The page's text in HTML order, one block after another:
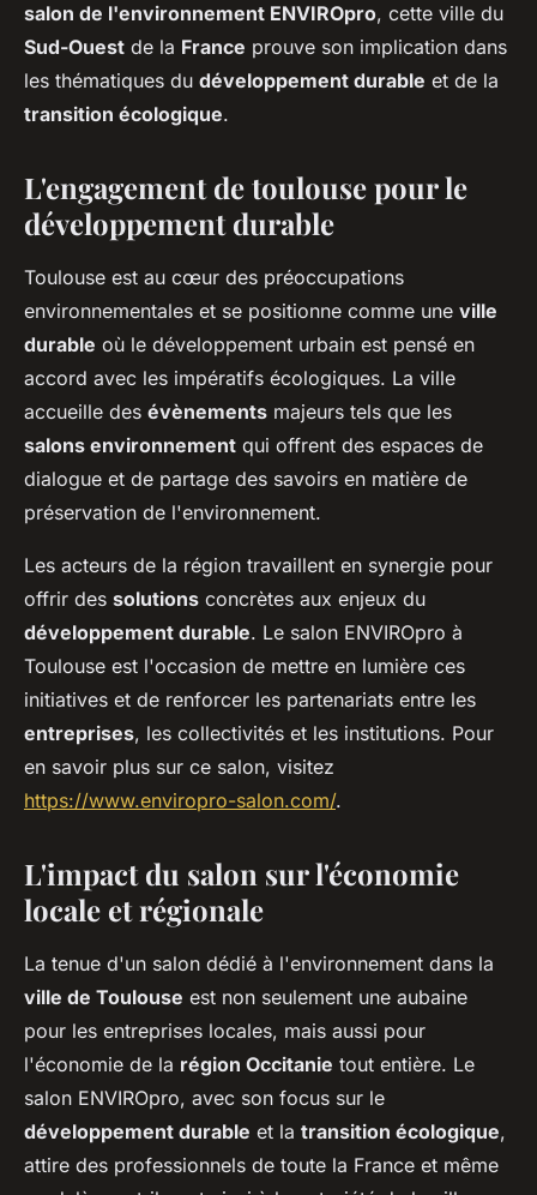
salon de l'environnement ENVIROpro, cette ville du
Sud-Ouest de la France prouve son implication dans
les thématiques du développement durable et de la
transition écologique.
L'engagement de toulouse pour le
développement durable
Toulouse est au cœur des préoccupations
environnementales et se positionne comme une ville
durable où le développement urbain est pensé en
accord avec les impératifs écologiques. La ville
accueille des évènements majeurs tels que les
salons environnement qui offrent des espaces de
dialogue et de partage des savoirs en matière de
préservation de l'environnement.
Les acteurs de la région travaillent en synergie pour
offrir des solutions concrètes aux enjeux du
développement durable. Le salon ENVIROpro à
Toulouse est l'occasion de mettre en lumière ces
initiatives et de renforcer les partenariats entre les
entreprises, les collectivités et les institutions. Pour
en savoir plus sur ce salon, visitez
https://www.enviropro-salon.com/.
L'impact du salon sur l'économie
locale et régionale
La tenue d'un salon dédié à l'environnement dans la
ville de Toulouse est non seulement une aubaine
pour les entreprises locales, mais aussi pour
l'économie de la région Occitanie tout entière. Le
salon ENVIROpro, avec son focus sur le
développement durable et la transition écologique,
attire des professionnels de toute la France et même